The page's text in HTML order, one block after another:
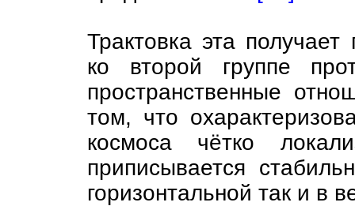
Трактовка эта
ко второй группе
пространственные
том, что
космоса чётко
приписывается
горизонтальной так и в